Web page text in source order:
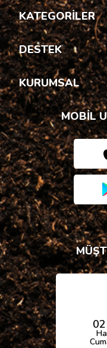
KATEGORİLER
DESTEK
KURUMSAL
MOBİL